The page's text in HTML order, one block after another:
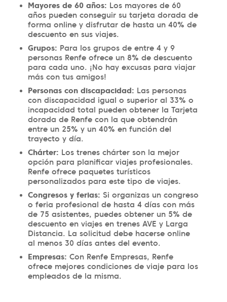
Mayores de 60 años: Los mayores de 60
años pueden conseguir su tarjeta dorada de
forma online y disfrutar de hasta un 40% de
descuento en sus viajes.
Grupos: Para los grupos de entre 4 y 9
personas Renfe ofrece un 8% de descuento
para cada uno. ¡No hay excusas para viajar
más con tus amigos!
Personas con discapacidad: Las personas
con discapacidad igual o superior al 33% o
incapacidad total pueden obtener la Tarjeta
dorada de Renfe con la que obtendrán
entre un 25% y un 40% en función del
trayecto y día.
Chárter: Los trenes chárter son la mejor
opción para planificar viajes profesionales.
Renfe ofrece paquetes turísticos
personalizados para este tipo de viajes.
Congresos y ferias: Si organizas un congreso
o feria profesional de hasta 4 días con más
de 75 asistentes, puedes obtener un 5% de
descuento en viajes en trenes AVE y Larga
Distancia. La solicitud debe hacerse online
al menos 30 días antes del evento.
Empresas: Con Renfe Empresas, Renfe
ofrece mejores condiciones de viaje para los
empleados de la misma.